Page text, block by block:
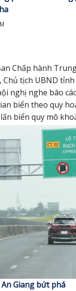
Chấp hành
tịch UBND tỉnh
nghị nghe báo
biển theo quy
biển quy mô
Giang bứt phá